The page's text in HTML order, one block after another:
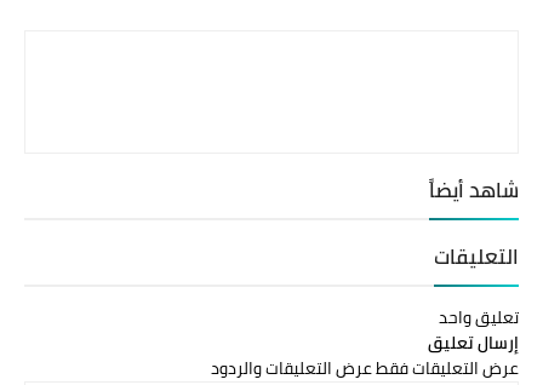
شاهد أيضاً
التعليقات
تعليق واحد
إرسال تعليق
عرض التعليقات فقطعرض التعليقات والردود